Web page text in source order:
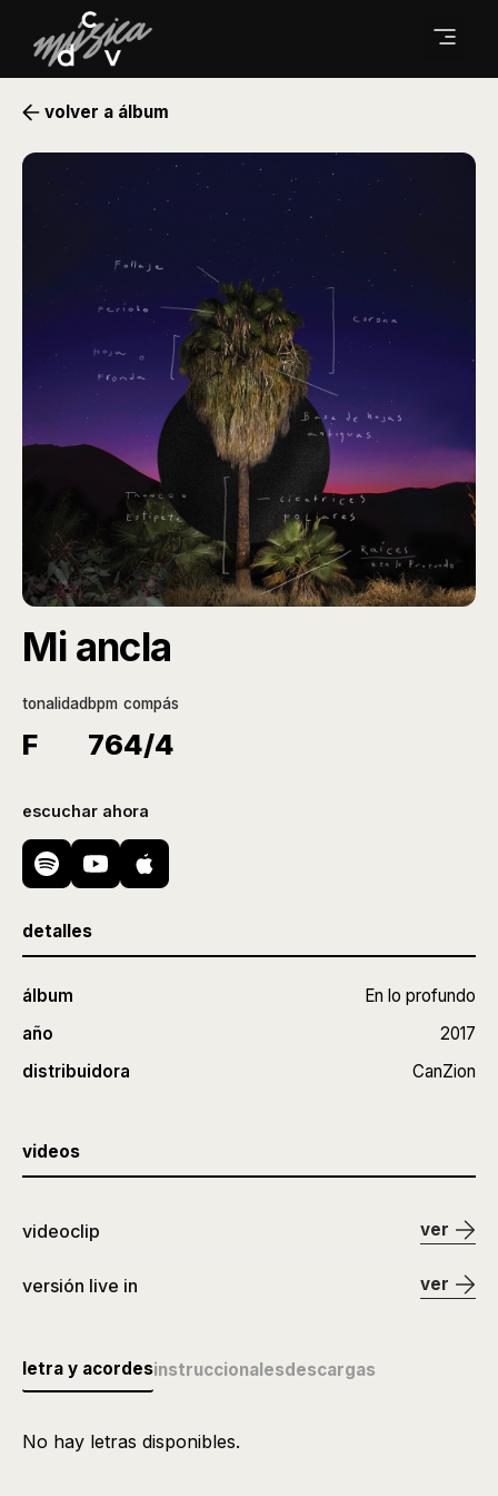
volver a álbum
detalles
álbum
En lo profundo
año
2017
distribuidora
CanZion
videos
videoclip ver
versión live in ver
Mi ancla
tonalidad
F
bpm
76
compás
4/4
escuchar ahora
letra y acordesinstruccionalesdescargas
No hay letras disponibles.